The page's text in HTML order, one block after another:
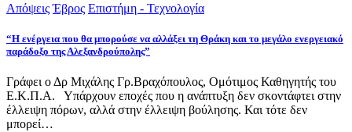
Απόψεις Έβρος Επιστήμη - Τεχνολογία
“Η ενέργεια που θα μπορούσε να αλλάξει τη Θράκη και το μεγάλο ενεργειακό
παράδοξο της Αλεξανδρούπολης”
Γράφει ο Δρ Μιχάλης Γρ.Βραχόπουλος, Ομότιμος Καθηγητής του
Ε.Κ.Π.Α. Υπάρχουν εποχές που η ανάπτυξη δεν σκοντάφτει στην
έλλειψη πόρων, αλλά στην έλλειψη βούλησης. Και τότε δεν
μπορεί…